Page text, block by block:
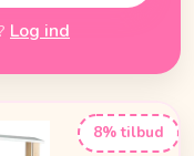
Log ind
8% tilbud